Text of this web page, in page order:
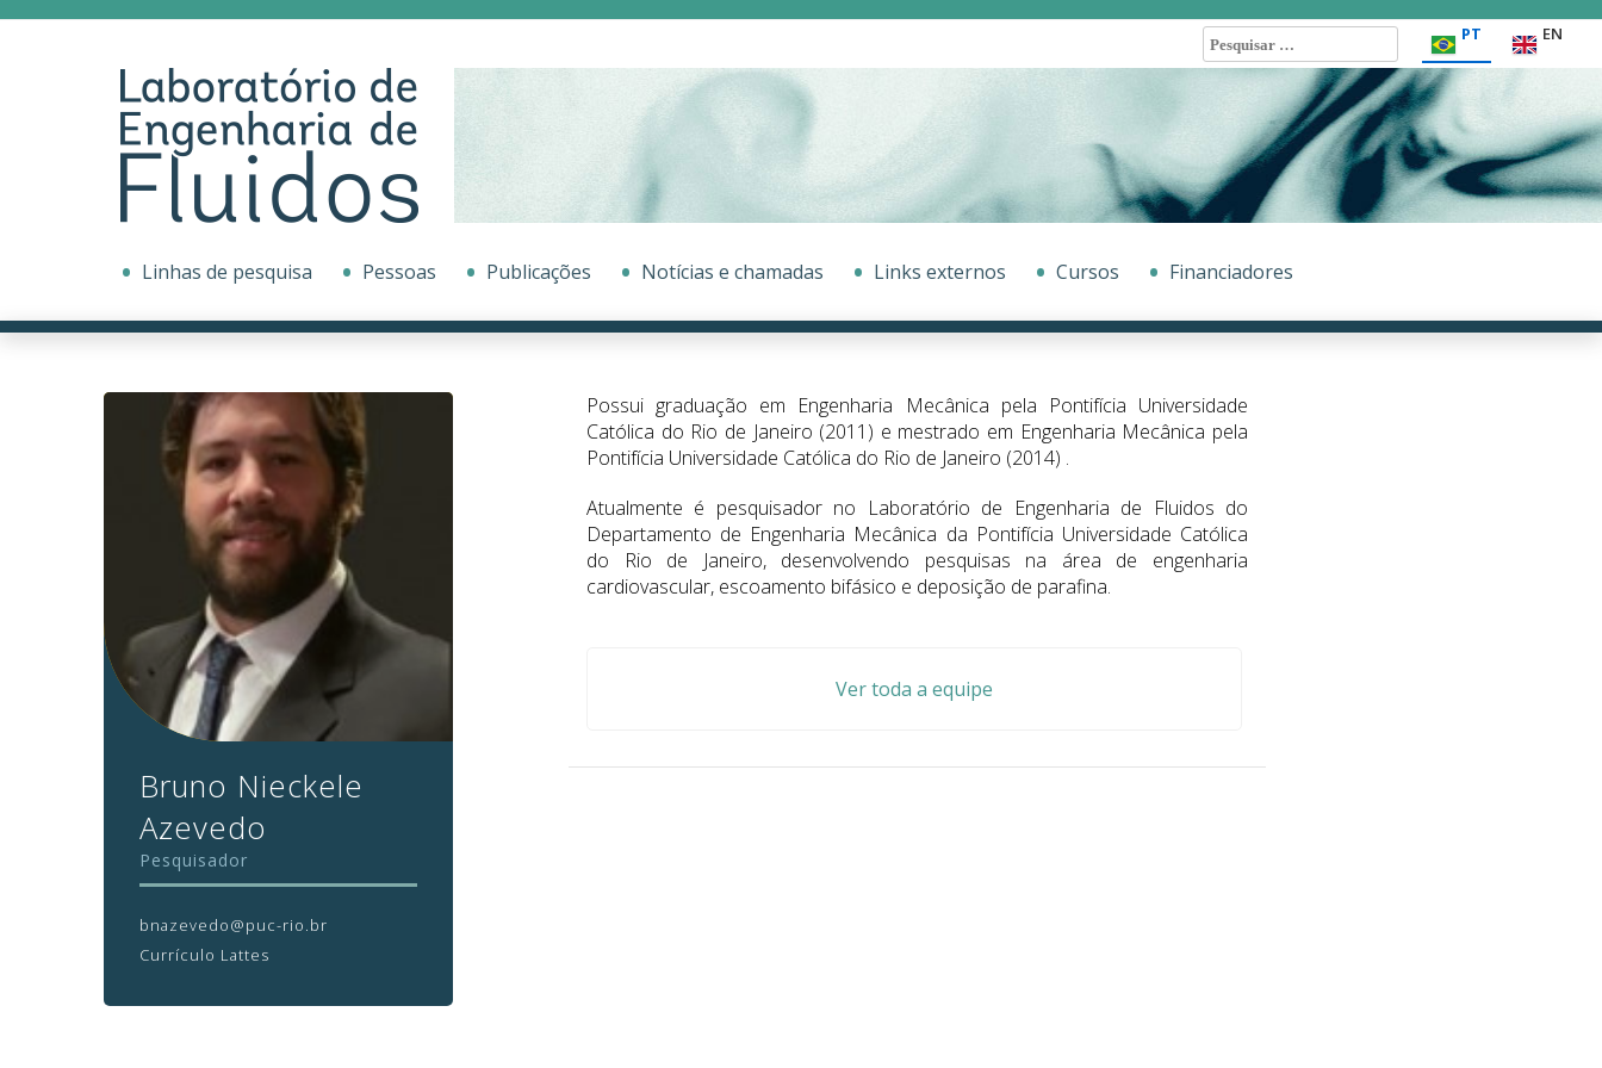
Pesquisar
por:
PT EN
Linhas de pesquisa Pessoas Publicações Notícias e chamadas Links externos Cursos Financiadores
Bruno Nieckele
Azevedo
Pesquisador
bnazevedo@puc-rio.br
Currículo Lattes
Possui graduação em Engenharia Mecânica pela Pontifícia Universidade
Católica do Rio de Janeiro (2011) e mestrado em Engenharia Mecânica pela
Pontifícia Universidade Católica do Rio de Janeiro (2014) .
Atualmente é pesquisador no Laboratório de Engenharia de Fluidos do
Departamento de Engenharia Mecânica da Pontifícia Universidade Católica
do Rio de Janeiro, desenvolvendo pesquisas na área de engenharia
cardiovascular, escoamento bifásico e deposição de parafina.
Ver toda a equipe